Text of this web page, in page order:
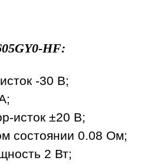
HF:
-30 В;
исток ±20 В;
состоянии 0.08 Ом;
2 Вт;